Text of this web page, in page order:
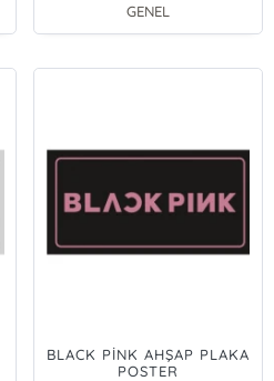
GENEL
BLACK PİNK AHŞAP PLAKA
POSTER